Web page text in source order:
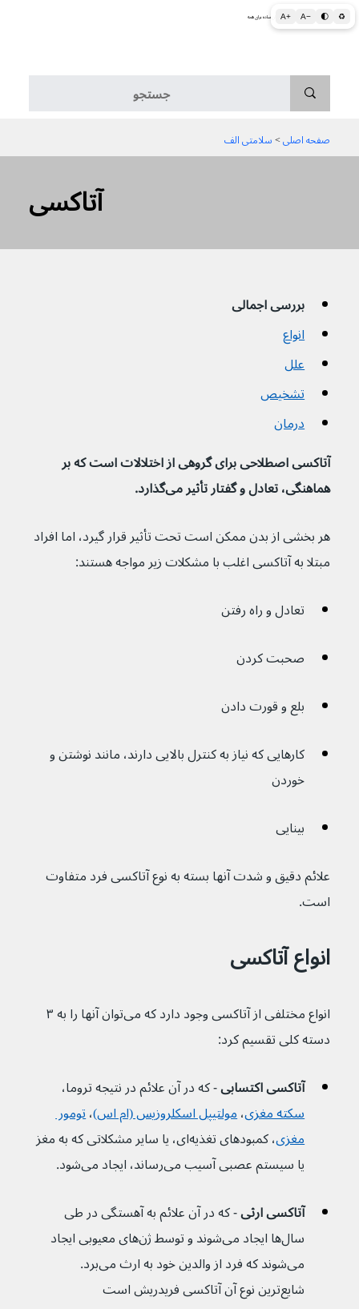
A+ A− 🌓 ♻ اطلاعات پزشکی و بهداشتی به زبان ساده برای همه
صفحه اصلی > سلامتی الف
آتاکسی
بررسی اجمالی
انواع
علل
تشخیص
درمان
آتاکسی اصطلاحی برای گروهی از اختلالات است که بر
هماهنگی، تعادل و گفتار تأثیر می‌گذارد.
هر بخشی از بدن ممکن است تحت تأثیر قرار گیرد، اما افراد
مبتلا به آتاکسی اغلب با مشکلات زیر مواجه هستند:
تعادل و راه رفتن
صحبت كردن
بلع و قورت دادن
کارهایی که نیاز به کنترل بالایی دارند، مانند نوشتن و
خوردن
بینایی
علائم دقیق و شدت آنها بسته به نوع آتاکسی فرد متفاوت
است.
انواع آتاکسی
انواع مختلفی از آتاکسی وجود دارد که می‌توان آنها را به ۳
دسته کلی تقسیم کرد:
آتاکسی اکتسابی - که در آن علائم در نتیجه تروما،
سکته مغزی، مولتیپل اسکلروزیس (ام اس)، تومور
مغزی
، کمبودهای تغذیه‌ای، یا سایر مشکلاتی که به مغز
یا سیستم عصبی آسیب می‌رساند، ایجاد می‌شود.
آتاکسی ارثی - که در آن علائم به آهستگی در طی
سال‌ها ایجاد می‌شوند و توسط ژن‌های معیوبی ایجاد
می‌شوند که فرد از والدین خود به ارث می‌برد.
شایع‌ترین نوع آن آتاکسی فریدریش است